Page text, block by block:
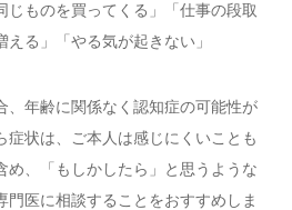
じものを買ってくる」「仕事の段取
る」「やる気が起きない」
、年齢に関係なく認知症の可能性が
症状は、ご本人は感じにくいことも
め、「もしかしたら」と思うような
門医に相談することをおすすめしま